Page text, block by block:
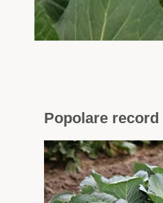
Popolarerecord